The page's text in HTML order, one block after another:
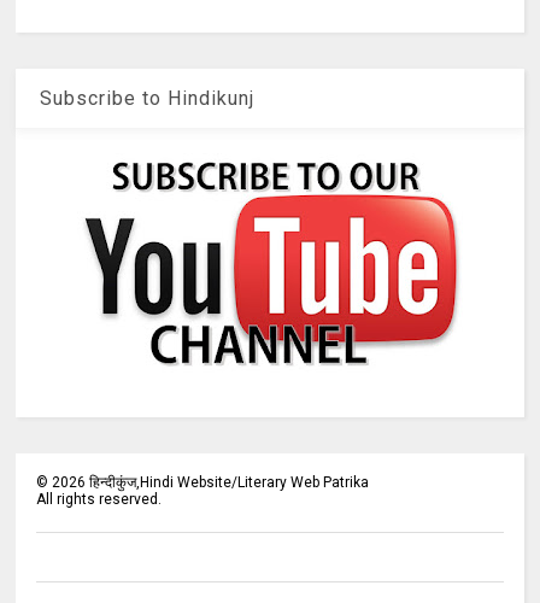
Subscribe to Hindikunj
©2026 हिन्दीकुंज,Hindi Website/Literary Web Patrika
All rights reserved.